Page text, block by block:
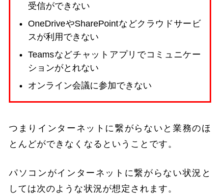
受信ができない
OneDriveやSharePointなどクラウドサービ
スが利用できない
Teamsなどチャットアプリでコミュニケー
ションがとれない
オンライン会議に参加できない
つまりインターネットに繋がらないと業務のほ
とんどができなくなるということです。
パソコンがインターネットに繋がらない状況と
しては次のような状況が想定されます。